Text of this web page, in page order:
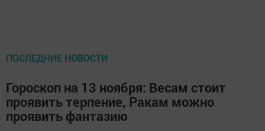
ПОСЛЕДНИЕ НОВОСТИ
Гороскоп на 13 ноября: Весам стоит
проявить терпение, Ракам можно
проявить фантазию